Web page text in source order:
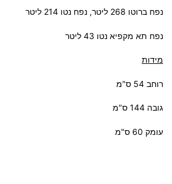
נפח ברוטו 268 ליטר, נפח נטו 214 ליטר
נפח תא מקפיא נטו 43 ליטר
מידות
רוחב 54 ס"מ
גובה 144 ס"מ
עומק 60 ס"מ